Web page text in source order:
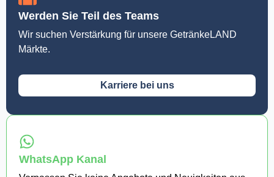
Werden Sie Teil des Teams
Wir suchen Verstärkung für unsere GetränkeLAND
Märkte.
Karriere bei uns
WhatsApp Kanal